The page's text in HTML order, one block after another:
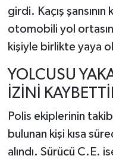
girdi. Kaçış şansının
otomobili yol
kişiyle birlikte yaya
YOLCUSU
İZİNİ
Polis ekiplerinin
bulunan kişi kısa
alındı. Sürücü C.E.